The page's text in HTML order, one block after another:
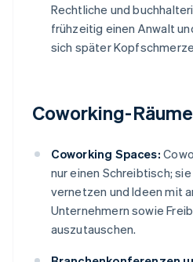
Rechtliche und
frühzeitig einen Anwalt
sich später
Coworking-
Coworking Spaces:
nur einen Schreibtisch;
vernetzen und Ideen mit
Unternehmern sowie
auszutauschen.